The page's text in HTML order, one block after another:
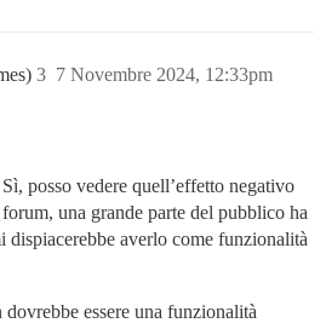
7 Novembre 2024, 12:33pm
3
posso vedere quell’effetto negativo
una grande parte del pubblico ha
averlo come funzionalità
essere una funzionalità